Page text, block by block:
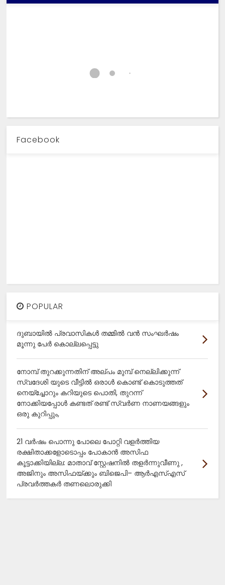
Facebook
POPULAR
ദുബായിൽ പ്രവാസികൾ തമ്മിൽ വൻ സംഘർഷം
മൂന്നു പേർ കൊല്ലപ്പെട്ടു
നോമ്പ് തുറക്കുന്നതിന് അല്പം മുമ്പ് നെല്ലിക്കുന്ന്
സ്വദേശി യുടെ വീട്ടിൽ ഒരാൾ കൊണ്ട് കൊടുത്തത്
നെയ്ച്ചോറും കറിയുടെ പൊതി, തുറന്ന്
നോക്കിയപ്പോൾ കണ്ടത് രണ്ട് സ്വർണ നാണയങ്ങളും
ഒരു കുറിപ്പും,
21 വർഷം പൊന്നു പോലെ പോറ്റി വളർത്തിയ
രക്ഷിതാക്കളോടൊപ്പം പോകാൻ അസിഫ
കൂട്ടാക്കിയില്ല: മാതാവ് സ്റ്റേഷനിൽ തളർന്നുവീണു ,
അജിനും അസിഫയ്ക്കും ബിജെപി– ആർഎസ്എസ്
പ്രവർത്തകർ തണലൊരുക്കി